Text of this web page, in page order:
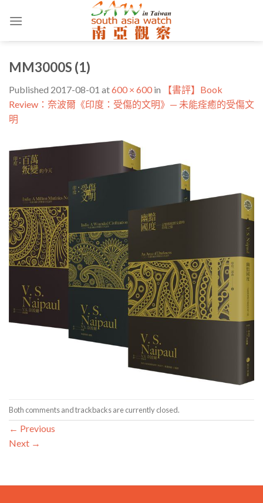
MM3000S (1)
Published 2017-08-01 at600 × 600 in
【書評】Book
Review：奈波爾《印度：受傷的文明》— 未能痊癒的受傷文
明
Both comments and trackbacks are currently closed.
← Previous
Next →